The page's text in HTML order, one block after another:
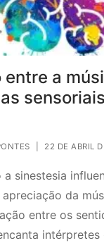
entre a
22 DE ABRIL
sinestesia
da
entre os